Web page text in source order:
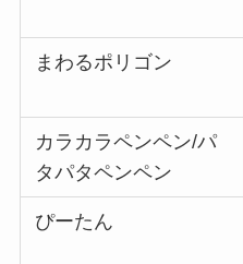
まわるポリゴン
カラカラペンペン/パ
タパタペンペン
ぴーたん